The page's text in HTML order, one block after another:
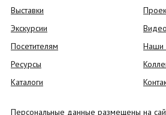
Выставки
Экскурсии
Посетителям
Ресурсы
Каталоги
Видео
Наши
Персональные данные размещены на